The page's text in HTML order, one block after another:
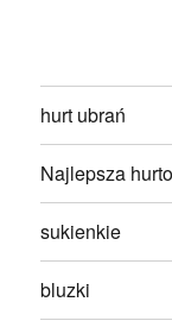
hurt ubrań
Najlepsza
sukienkie
bluzki